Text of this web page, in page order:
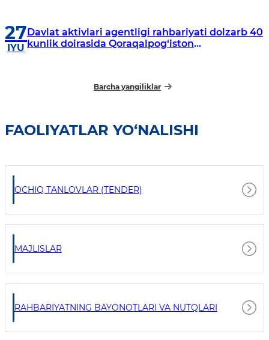
27
IYU
Davlat aktivlari agentligi rahbariyati dolzarb 40
kunlik doirasida Qoraqalpog‘iston
Barcha yangiliklar
FAOLIYATLAR YO‘NALISHI
OCHIQ TANLOVLAR (TENDER)
MAJLISLAR
RAHBARIYATNING BAYONOTLARI VA NUTQLARI